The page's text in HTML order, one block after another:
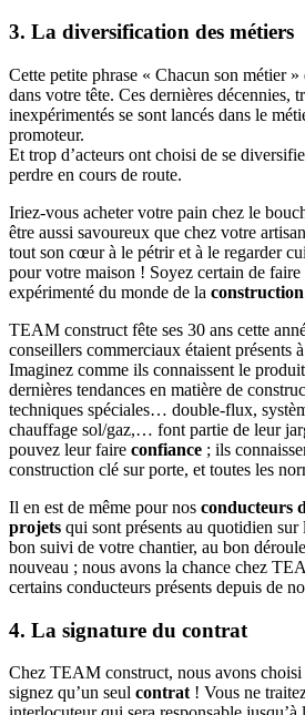
3. La diversification des métiers
Cette petite phrase « Chacun son métier
dans votre tête. Ces dernières décennies,
inexpérimentés se sont lancés dans le
promoteur.
Et trop d’acteurs ont choisi de se
perdre en cours de route.
Iriez-vous acheter votre pain chez le
être aussi savoureux que chez votre
tout son cœur à le pétrir et à le regarder
pour votre maison ! Soyez certain de
expérimenté du monde de la construction
TEAM construct fête ses 30 ans cette
conseillers commerciaux étaient présents
Imaginez comme ils connaissent le
dernières tendances en matière de
techniques spéciales… double-flux,
chauffage sol/gaz,… font partie de leur
pouvez leur faire confiance ; ils
construction clé sur porte, et toutes les
Il en est de même pour nos conducteurs
projets qui sont présents au quotidien
bon suivi de votre chantier, au bon
nouveau ; nous avons la chance chez
certains conducteurs présents depuis de
4. La signature du contrat
Chez TEAM construct, nous avons
signez qu’un seul contrat! Vous ne